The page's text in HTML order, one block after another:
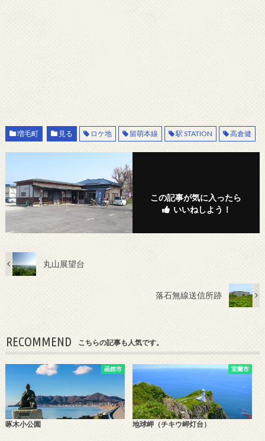
増毛町 見る ロケ地 留萌本線 駅 STATION 高倉健
この記事が気に入ったら
いいねしよう！
丸山展望台
落石無線送信所跡
RECOMMEND こちらの記事も人気です。
函館市
啄木小公園
室蘭市
地球岬（チキウ岬灯台）